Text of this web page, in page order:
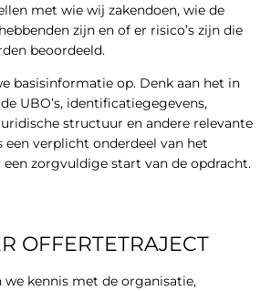
met wie wij zakendoen, wie de
zijn en of er risico’s zijn die
beoordeeld.
basisinformatie op. Denk aan het in
UBO’s, identificatiegegevens,
structuur en andere relevante
verplicht onderdeel van het
zorgvuldige start van de opdracht.
OFFERTETRAJECT
we kennis met de organisatie,